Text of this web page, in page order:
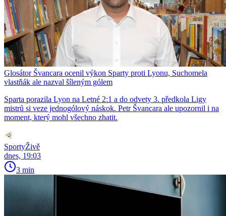
Glosátor Švancara ocenil výkon Sparty proti Lyonu, Suchomela
vlastňák ale nazval šíleným gólem
Sparta porazila Lyon na Letné 2:1 a do odvety 3. předkola Ligy
mistrů si veze jednogólový náskok. Petr Švancara ale upozornil i na
moment, který mohl všechno zhatit.
SportyŽivě
dnes, 19:03
3 min